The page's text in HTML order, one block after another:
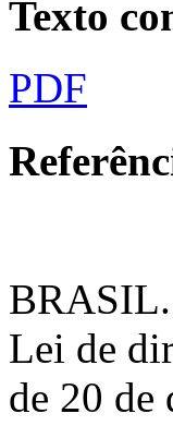
Texto
PDF
BRASIL.
Lei de
de 20 de